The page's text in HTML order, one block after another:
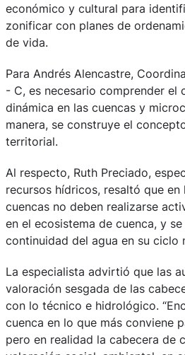
económico y cultural para
zonificar con planes de
de vida.
Para Andrés Alencastre,
- C, es necesario comprender el
dinámica en las cuencas y
manera, se construye el
territorial.
Al respecto, Ruth Preciado,
recursos hídricos, resaltó que en
cuencas no deben realizarse
en el ecosistema de cuenca, y
continuidad del agua en su ciclo
La especialista advirtió que las
valoración sesgada de las
con lo técnico e hidrológico.
cuenca en lo que más conviene
pero en realidad la cabecera de